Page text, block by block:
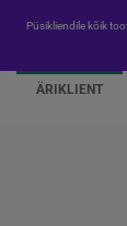
Püsikliendile kõik
ÄRIKLIENT